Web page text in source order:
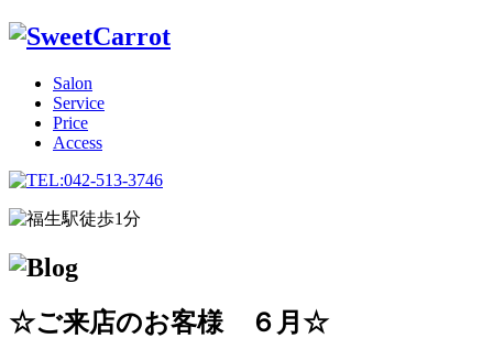
Salon
Service
Price
Access
☆ご来店のお客様 ６月☆